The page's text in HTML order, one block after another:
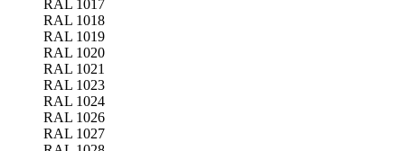
RAL 1017
RAL 1018
RAL 1019
RAL 1020
RAL 1021
RAL 1023
RAL 1024
RAL 1026
RAL 1027